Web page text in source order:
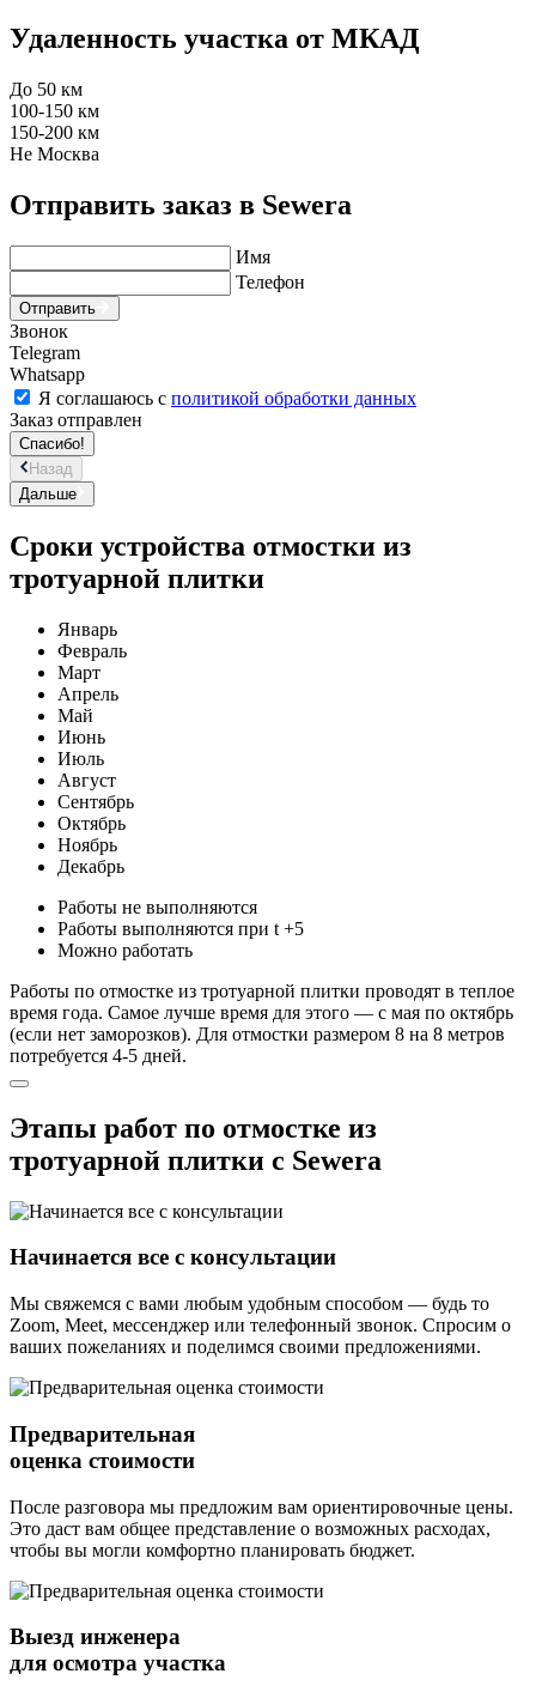
Удаленность участка от МКАД
До 50 км
100-150 км
150-200 км
Не Москва
Отправить заказ в Sewera
Имя
Телефон
Отправить
Звонок
Telegram
Whatsapp
Я соглашаюсь с политикой обработки данных
Заказ отправлен
Спасибо!
Назад
Дальше
Сроки устройства отмостки из
тротуарной плитки
Январь
Февраль
Март
Апрель
Май
Июнь
Июль
Август
Сентябрь
Октябрь
Ноябрь
Декабрь
Работы не выполняются
Работы выполняются при t +5
Можно работать
Работы по отмостке из тротуарной плитки проводят в теплое
время года. Самое лучше время для этого — с мая по октябрь
(если нет заморозков). Для отмостки размером 8 на 8 метров
потребуется 4-5 дней.
Этапы работ по отмостке из
тротуарной плитки с Sewera
Начинается все с консультации
Мы свяжемся с вами любым удобным способом — будь то
Zoom, Meet, мессенджер или телефонный звонок. Спросим о
ваших пожеланиях и поделимся своими предложениями.
Предварительная
оценка стоимости
После разговора мы предложим вам ориентировочные цены.
Это даст вам общее представление о возможных расходах,
чтобы вы могли комфортно планировать бюджет.
Выезд инженера
для осмотра участка